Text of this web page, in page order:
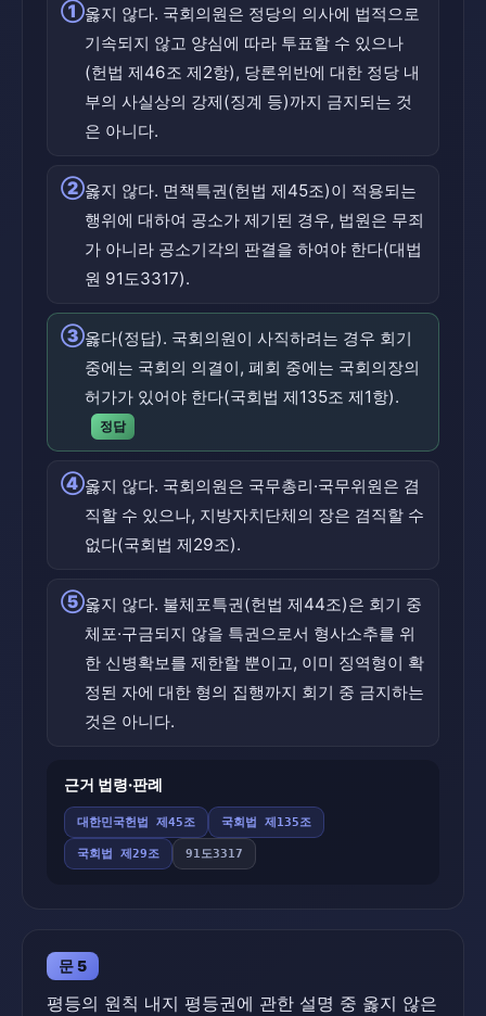
①옳지 않다. 국회의원은 정당의 의사에 법적으로
기속되지 않고 양심에 따라 투표할 수 있으나
(헌법 제46조 제2항), 당론위반에 대한 정당 내
부의 사실상의 강제(징계 등)까지 금지되는 것
은 아니다.
②옳지 않다. 면책특권(헌법 제45조)이 적용되는
행위에 대하여 공소가 제기된 경우, 법원은 무죄
가 아니라 공소기각의 판결을 하여야 한다(대법
원 91도3317).
③옳다(정답). 국회의원이 사직하려는 경우 회기
중에는 국회의 의결이, 폐회 중에는 국회의장의
허가가 있어야 한다(국회법 제135조 제1항).
정답
④옳지 않다. 국회의원은 국무총리·국무위원은 겸
직할 수 있으나, 지방자치단체의 장은 겸직할 수
없다(국회법 제29조).
⑤옳지 않다. 불체포특권(헌법 제44조)은 회기 중
체포·구금되지 않을 특권으로서 형사소추를 위
한 신병확보를 제한할 뿐이고, 이미 징역형이 확
정된 자에 대한 형의 집행까지 회기 중 금지하는
것은 아니다.
근거 법령·판례
대한민국헌법 제45조 국회법 제135조
국회법 제29조 91도3317
문 5
평등의 원칙 내지 평등권에 관한 설명 중 옳지 않은